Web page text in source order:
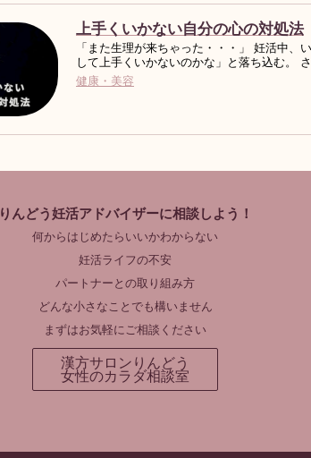
上手くいかない自分の心の対処法
「また生理が来ちゃった・・・」 妊活中、
して上手くいかないのかな」と落ち込む。
健康・美容
りんどう妊活アドバイザーに相談しよう！
何からはじめたらいいかわからない
妊活ライフの不安
パートナーとの取り組み方
どんな小さなことでも構いません
まずはお気軽にご相談ください
漢方サロンりんどう
女性のカラダ相談室